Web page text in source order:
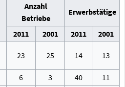
Anzahl
Betriebe
Erwerbstätige
2011 2001 2011
2001
23 25 14 13
6 3 40
11